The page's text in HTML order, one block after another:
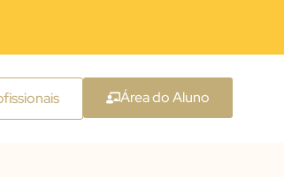
Área do Aluno